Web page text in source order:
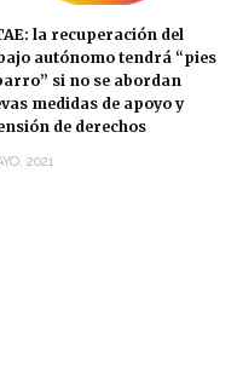
la recuperación del
autónomo tendrá “pies
si no se abordan
medidas de apoyo y
de derechos
2021